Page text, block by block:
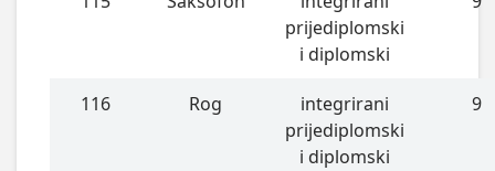
prijediplomski
i diplomski
116 Rog
integrirani
prijediplomski
i diplomski
9